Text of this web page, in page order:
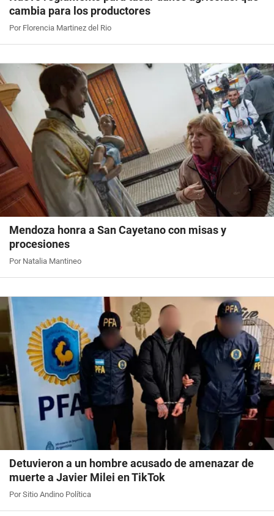
cambia para los productores
Por Florencia Martinez del Rio
Mendoza honra a San Cayetano con misas y
procesiones
Por Natalia Mantineo
Detuvieron a un hombre acusado de amenazar de
muerte a Javier Milei en TikTok
Por Sitio Andino Política